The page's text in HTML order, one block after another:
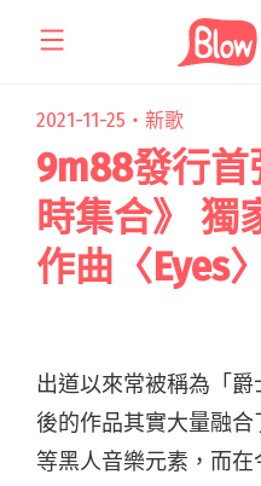
2021-11-25・ 新歌
9m88發行首
時集合》 獨
作曲〈Eyes〉
出道以來常被稱為「
後的作品其實大量融
等黑人音樂元素，而